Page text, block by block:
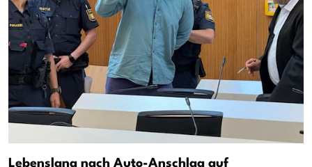
Lebenslang nach Auto-Anschlag auf